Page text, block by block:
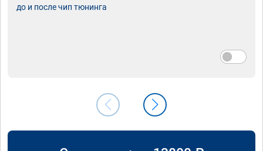
до и после чип тюнинга